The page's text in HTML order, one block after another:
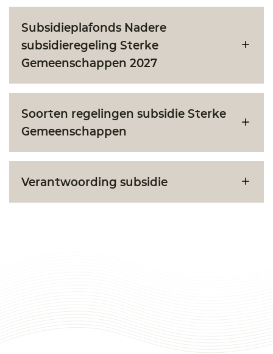
Subsidieplafonds Nadere
subsidieregeling Sterke
Gemeenschappen 2027
Soorten regelingen subsidie Sterke
Gemeenschappen
Verantwoording subsidie